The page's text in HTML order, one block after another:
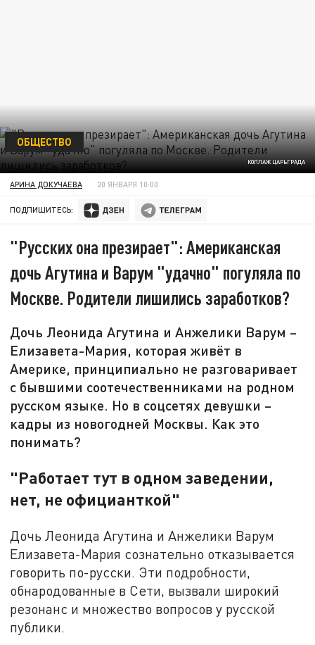
КОЛЛАЖ ЦАРЬГРАДА
ОБЩЕСТВО
АРИНА ДОКУЧАЕВА 20 ЯНВАРЯ 10:00
ПОДПИШИТЕСЬ:
"Русских она презирает": Американская
дочь Агутина и Варум "удачно" погуляла по
Москве. Родители лишились заработков?
Дочь Леонида Агутина и Анжелики Варум –
Елизавета-Мария, которая живёт в
Америке, принципиально не разговаривает
с бывшими соотечественниками на родном
русском языке. Но в соцсетях девушки –
кадры из новогодней Москвы. Как это
понимать?
"Работает тут в одном заведении,
нет, не официанткой"
Дочь Леонида Агутина и Анжелики Варум
Елизавета-Мария сознательно отказывается
говорить по-русски. Эти подробности,
обнародованные в Сети, вызвали широкий
резонанс и множество вопросов у русской
публики.